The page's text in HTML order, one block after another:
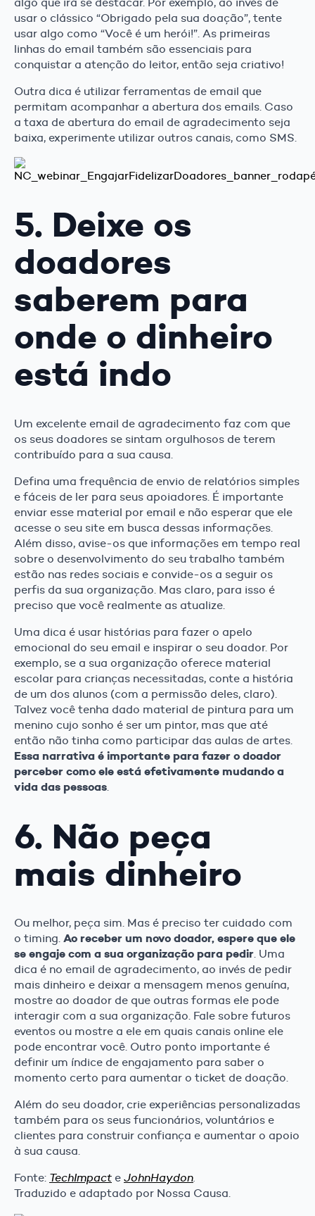
usar o clássico “Obrigado pela sua doação”, tente
usar algo como “Você é um herói!”. As primeiras
linhas do email também são essenciais para
conquistar a atenção do leitor, então seja criativo!
Outra dica é utilizar ferramentas de email que
permitam acompanhar a abertura dos emails. Caso
a taxa de abertura do email de agradecimento seja
baixa, experimente utilizar outros canais, como SMS.
5. Deixe os
doadores
saberem para
onde o dinheiro
está indo
Um excelente email de agradecimento faz com que
os seus doadores se sintam orgulhosos de terem
contribuído para a sua causa.
Defina uma frequência de envio de relatórios simples
e fáceis de ler para seus apoiadores. É importante
enviar esse material por email e não esperar que ele
acesse o seu site em busca dessas informações.
Além disso, avise-os que informações em tempo real
sobre o desenvolvimento do seu trabalho também
estão nas redes sociais e convide-os a seguir os
perfis da sua organização. Mas claro, para isso é
preciso que você realmente as atualize.
Uma dica é usar histórias para fazer o apelo
emocional do seu email e inspirar o seu doador. Por
exemplo, se a sua organização oferece material
escolar para crianças necessitadas, conte a história
de um dos alunos (com a permissão deles, claro).
Talvez você tenha dado material de pintura para um
menino cujo sonho é ser um pintor, mas que até
então não tinha como participar das aulas de artes.
Essa narrativa é importante para fazer o doador
perceber como ele está efetivamente mudando a
vida das pessoas.
6. Não peça
mais dinheiro
Ou melhor, peça sim. Mas é preciso ter cuidado com
o timing. Ao receber um novo doador, espere que ele
se engaje com a sua organização para pedir. Uma
dica é no email de agradecimento, ao invés de pedir
mais dinheiro e deixar a mensagem menos genuína,
mostre ao doador de que outras formas ele pode
interagir com a sua organização. Fale sobre futuros
eventos ou mostre a ele em quais canais online ele
pode encontrar você. Outro ponto importante é
definir um índice de engajamento para saber o
momento certo para aumentar o ticket de doação.
Além do seu doador, crie experiências personalizadas
também para os seus funcionários, voluntários e
clientes para construir confiança e aumentar o apoio
à sua causa.
Fonte: TechImpact e JohnHaydon.
Traduzido e adaptado por Nossa Causa.